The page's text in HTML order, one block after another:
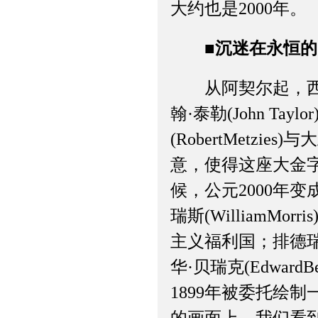
大约也是2000年。
■沉迷在永恒
从阿契尔起，西
翰·泰勒(John
(RobertMetzies)与
意，使得这座大金
候，公元2000年变
瑞斯
主义福利国；排德
华·贝瑞克
1899年被委托绘制